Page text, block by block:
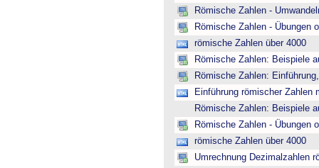
Römische Zahlen -
Römische Zahlen - Übungen
römische Zahlen über 4000
Römische Zahlen: Beispiele
Römische Zahlen:
Einführung römischer Zahlen
Römische Zahlen: Beispiele
Römische Zahlen - Übungen
römische Zahlen über 4000
Umrechnung Dezimalzahlen